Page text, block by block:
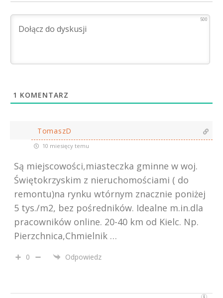
500
1 KOMENTARZ
TomaszD
10 miesięcy temu
Są miejscowości,miasteczka gminne w woj.
Świętokrzyskim z nieruchomościami ( do
remontu)na rynku wtórnym znacznie poniżej
5 tys./m2, bez pośredników. Idealne m.in.dla
pracowników online. 20-40 km od Kielc. Np.
Pierzchnica,Chmielnik …
0 Odpowiedz